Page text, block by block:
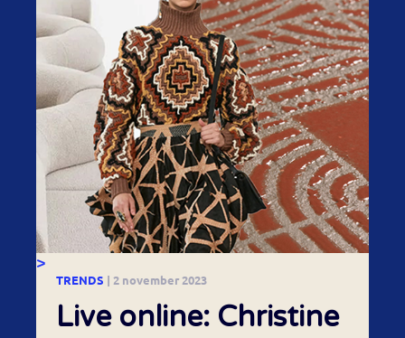
>
TRENDS | 2 november 2023
Live online: Christine